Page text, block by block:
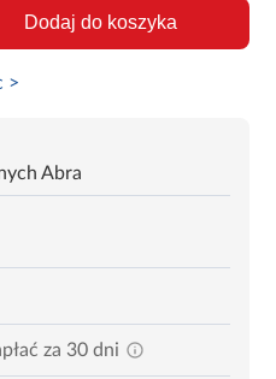
Dodaj do koszyka
>
Abra
za 30 dni